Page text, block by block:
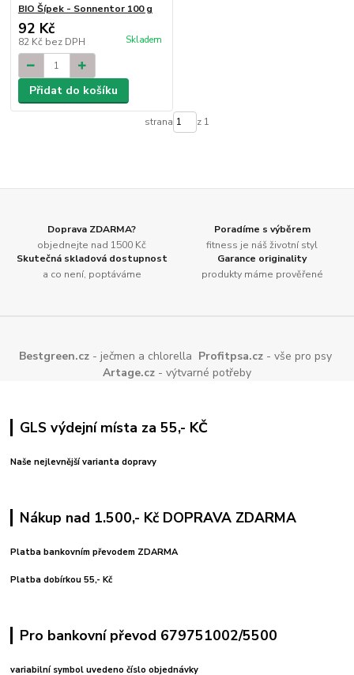
BIO Šípek - Sonnentor 100 g
92 Kč
82 Kč bez DPH Skladem
Přidat do košíku
strana z 1
Doprava ZDARMA?
objednejte nad 1500 Kč
Poradíme s výběrem
fitness je náš životní styl
Skutečná skladová dostupnost
a co není, poptáváme
Garance originality
produkty máme prověřené
Bestgreen.cz - ječmen a chlorella Profitpsa.cz - vše pro psy
Artage.cz - výtvarné potřeby
GLS výdejní místa za 55,- KČ
Naše nejlevnější varianta dopravy
Nákup nad 1.500,- Kč DOPRAVA ZDARMA
Platba bankovním převodem ZDARMA
Platba dobírkou 55,- Kč
Pro bankovní převod 679751002/5500
variabilní symbol uvedeno číslo objednávky